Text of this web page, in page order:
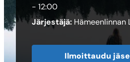
- 12:00
Järjestäjä: Hämeenlinnan
Ilmoittaudu